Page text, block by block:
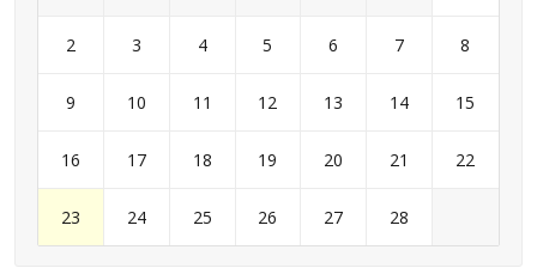
2 3 4 5 6 7 8
9 10 11 12 13 14 15
16 17 18 19 20 21 22
23 24 25 26 27 28